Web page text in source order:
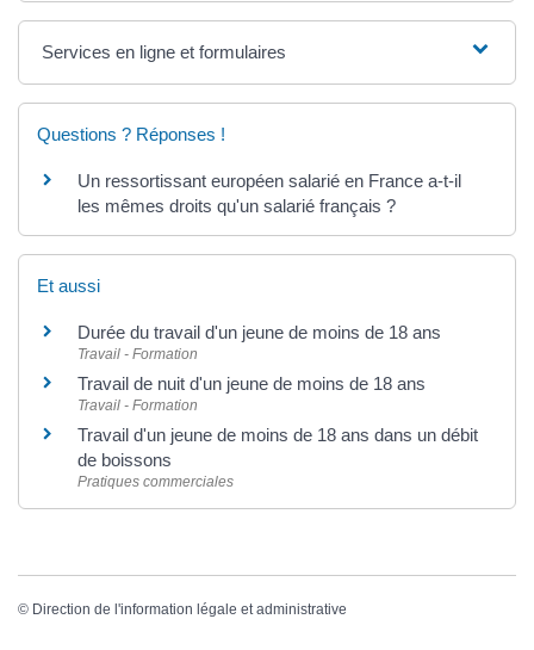
Services en ligne et formulaires
Questions ? Réponses !
Un ressortissant européen salarié en France a-t-il
les mêmes droits qu'un salarié français ?
Et aussi
Durée du travail d'un jeune de moins de 18 ans
Travail - Formation
Travail de nuit d'un jeune de moins de 18 ans
Travail - Formation
Travail d'un jeune de moins de 18 ans dans un débit
de boissons
Pratiques commerciales
© Direction de l'information légale et administrative